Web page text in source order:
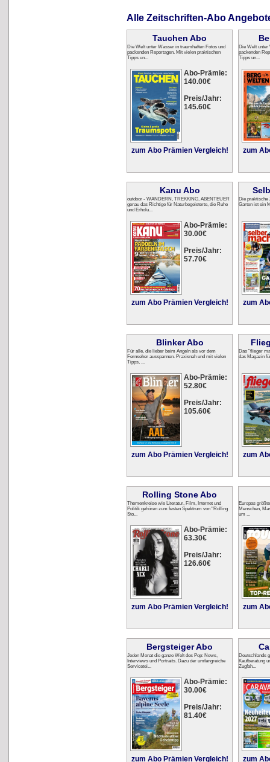
Alle Zeitschriften-Abo
Tauchen Abo
Die Welt unter Wasser in traumhaften Fotos und
packenden Reportagen. Mit vielen praktischen
Tipps un...
Abo-Prämie:
140.00€
Preis/Jahr:
145.60€
zum Abo Prämien Vergleich!
Die Welt unter
packenden
Tipps un...
zum
Kanu Abo
outdoor - WANDERN, TREKKING, ABENTEUER
genau das Richtige für Naturbegeisterte, die Ruhe
und Erholu...
Abo-Prämie:
30.00€
Preis/Jahr:
57.70€
zum Abo Prämien Vergleich!
Die praktische
Garten ist ein
zum
Blinker Abo
Für alle, die lieber beim Angeln als vor dem
Fernseher ausspannen. Praxisnah und mit vielen
Tipps, ...
Abo-Prämie:
52.80€
Preis/Jahr:
105.60€
zum Abo Prämien Vergleich!
Das "flieger
das Magazin
zum
Rolling Stone Abo
Themenkreise wie Literatur, Film, Internet und
Politik gehören zum festen Spektrum von "Rolling
Sto...
Abo-Prämie:
63.30€
Preis/Jahr:
126.60€
zum Abo Prämien Vergleich!
Europas
Menschen,
um ...
zum
Bergsteiger Abo
Jeden Monat die ganze Welt des Pop: News,
Interviews und Portraits. Dazu der umfangreiche
Servicetei...
Abo-Prämie:
30.00€
Preis/Jahr:
81.40€
zum Abo Prämien Vergleich!
Deutschlands
Kaufberatung
Zugfah...
zum